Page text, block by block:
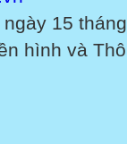
15
hình và